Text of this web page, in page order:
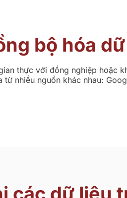
bộ hóa
thực với đồng nghiệp hoặc
nhiều nguồn khác nhau:
các dữ liệu